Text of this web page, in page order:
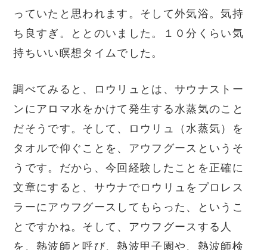
っていたと思われます。そして外気浴。気持
ち良すぎ。ととのいました。１０分くらい気
持ちいい瞑想タイムでした。
調べてみると、ロウリュとは、サウナストー
ンにアロマ水をかけて発生する水蒸気のこと
だそうです。そして、ロウリュ（水蒸気）を
タオルで仰ぐことを、アウフグースというそ
うです。だから、今回経験したことを正確に
文章にすると、サウナでロウリュをプロレス
ラーにアウフグースしてもらった、というこ
とですかね。そして、アウフグースする人
を、熱波師と呼び、熱波甲子園や、熱波師検